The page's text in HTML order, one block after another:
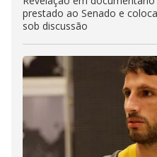
prestado ao Senado e
sob discussão